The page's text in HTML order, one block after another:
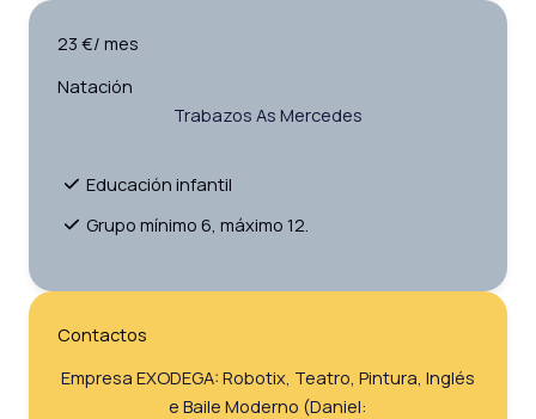
23 €/ mes
Natación
Trabazos As Mercedes
Educación infantil
Grupo mínimo 6, máximo 12.
Contactos
Empresa EXODEGA: Robotix, Teatro, Pintura, Inglés
e Baile Moderno (Daniel: